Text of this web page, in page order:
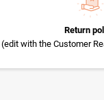
Return
(edit with the Customer